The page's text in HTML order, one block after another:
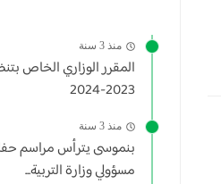
منذ 3 سنة
المقرر الوزاري الخاص
2023-2024
منذ 3 سنة
بنموسى يترأس مراسم
مسؤولي وزارة التربية...